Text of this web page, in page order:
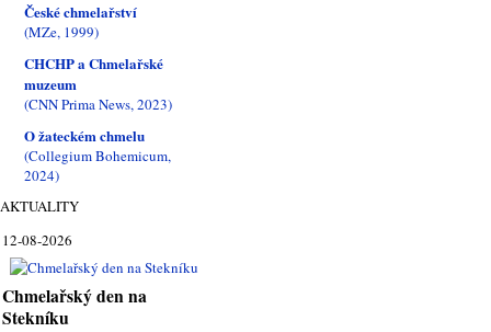
České chmelařství
(MZe, 1999)
CHCHP a Chmelařské
muzeum
(CNN Prima News, 2023)
O žateckém chmelu
(Collegium Bohemicum,
2024)
AKTUALITY
12-08-2026
Chmelařský den na
Stekníku